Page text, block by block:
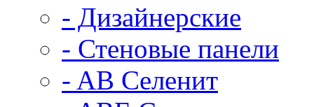
- Дизайнерские
- Стеновые панели
- AB Селенит